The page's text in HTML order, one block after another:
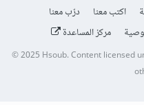
اكتب معنا
درّب معنا
مركز المساعدة
© 2025 Hsoub.Content licensed